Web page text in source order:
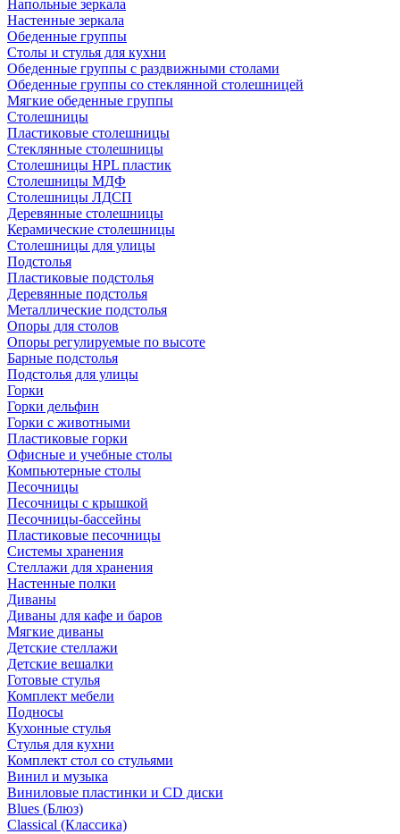
Напольные зеркала
Настенные зеркала
Обеденные группы
Столы и стулья для кухни
Обеденные группы с раздвижными столами
Обеденные группы со стеклянной столешницей
Мягкие обеденные группы
Столешницы
Пластиковые столешницы
Стеклянные столешницы
Столешницы HPL пластик
Столешницы МДФ
Столешницы ЛДСП
Деревянные столешницы
Керамические столешницы
Столешницы для улицы
Подстолья
Пластиковые подстолья
Деревянные подстолья
Металлические подстолья
Опоры для столов
Опоры регулируемые по высоте
Барные подстолья
Подстолья для улицы
Горки
Горки дельфин
Горки с животными
Пластиковые горки
Офисные и учебные столы
Компьютерные столы
Песочницы
Песочницы с крышкой
Песочницы-бассейны
Пластиковые песочницы
Системы хранения
Стеллажи для хранения
Настенные полки
Диваны
Диваны для кафе и баров
Мягкие диваны
Детские стеллажи
Детские вешалки
Готовые стулья
Комплект мебели
Подносы
Кухонные стулья
Стулья для кухни
Комплект стол со стульями
Винил и музыка
Виниловые пластинки и CD диски
Blues (Блюз)
Classical (Классика)